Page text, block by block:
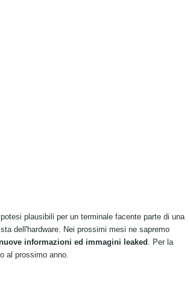
plausibili per un terminale facente parte di una
dell'hardware. Nei prossimi mesi ne sapremo
informazioni ed immagini leaked. Per la
al prossimo anno.